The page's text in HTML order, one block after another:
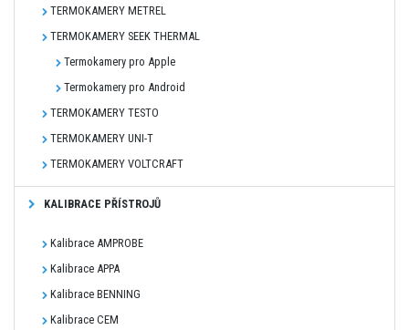
TERMOKAMERY METREL
TERMOKAMERY SEEK THERMAL
Termokamery pro Apple
Termokamery pro Android
TERMOKAMERY TESTO
TERMOKAMERY UNI-T
TERMOKAMERY VOLTCRAFT
KALIBRACE PŘÍSTROJŮ
Kalibrace AMPROBE
Kalibrace APPA
Kalibrace BENNING
Kalibrace CEM